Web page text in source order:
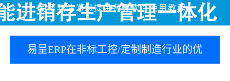
易呈软件为您提供各类软件使用教程
易呈ERP在非标工控/定制制造行业的优